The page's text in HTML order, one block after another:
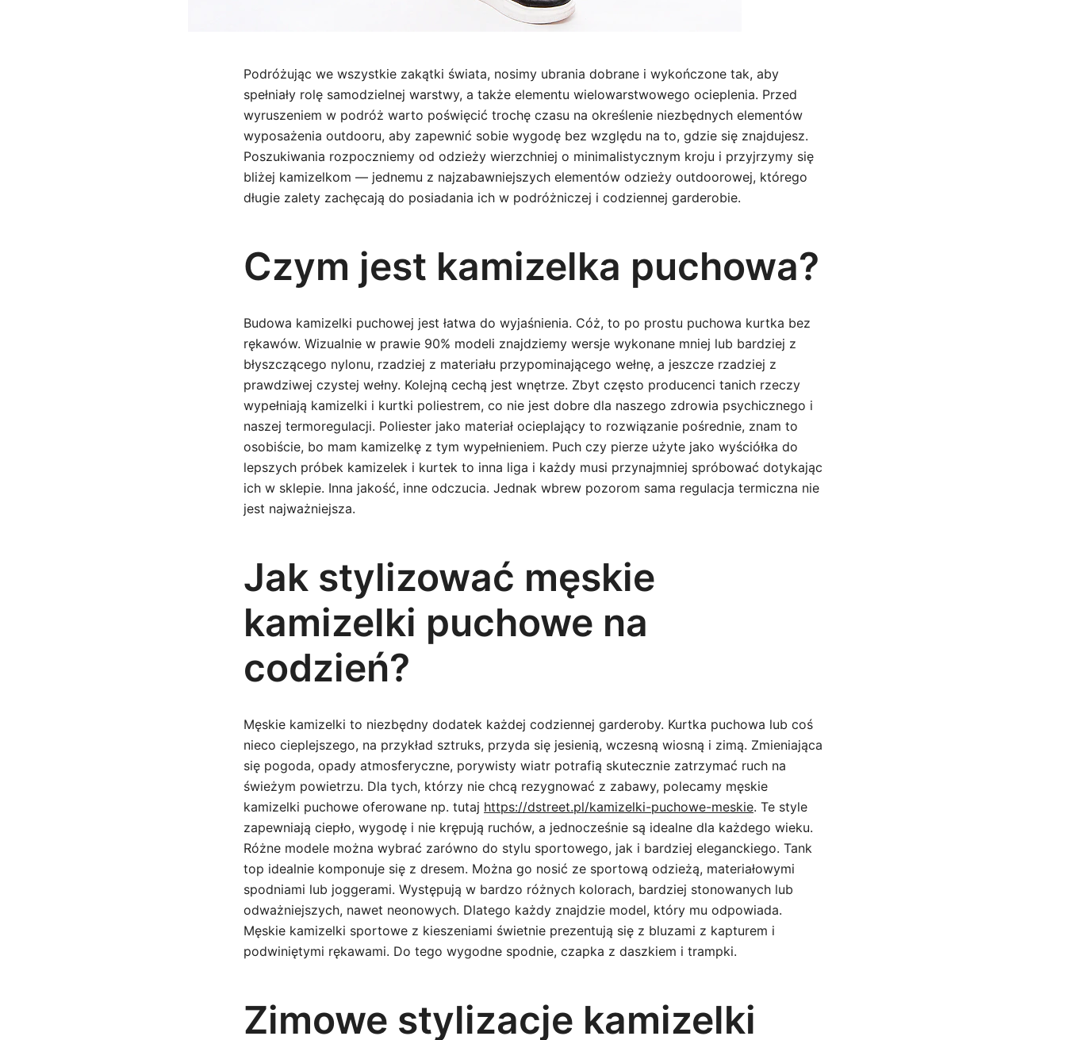
Podróżując we wszystkie zakątki świata, nosimy ubrania dobrane i wykończone tak, aby
spełniały rolę samodzielnej warstwy, a także elementu wielowarstwowego ocieplenia. Przed
wyruszeniem w podróż warto poświęcić trochę czasu na określenie niezbędnych elementów
wyposażenia outdooru, aby zapewnić sobie wygodę bez względu na to, gdzie się znajdujesz.
Poszukiwania rozpoczniemy od odzieży wierzchniej o minimalistycznym kroju i przyjrzymy się
bliżej kamizelkom — jednemu z najzabawniejszych elementów odzieży outdoorowej, którego
długie zalety zachęcają do posiadania ich w podróżniczej i codziennej garderobie.
Czym jest kamizelka puchowa?
Budowa kamizelki puchowej jest łatwa do wyjaśnienia. Cóż, to po prostu puchowa kurtka bez
rękawów. Wizualnie w prawie 90% modeli znajdziemy wersje wykonane mniej lub bardziej z
błyszczącego nylonu, rzadziej z materiału przypominającego wełnę, a jeszcze rzadziej z
prawdziwej czystej wełny. Kolejną cechą jest wnętrze. Zbyt często producenci tanich rzeczy
wypełniają kamizelki i kurtki poliestrem, co nie jest dobre dla naszego zdrowia psychicznego i
naszej termoregulacji. Poliester jako materiał ocieplający to rozwiązanie pośrednie, znam to
osobiście, bo mam kamizelkę z tym wypełnieniem. Puch czy pierze użyte jako wyściółka do
lepszych próbek kamizelek i kurtek to inna liga i każdy musi przynajmniej spróbować dotykając
ich w sklepie. Inna jakość, inne odczucia. Jednak wbrew pozorom sama regulacja termiczna nie
jest najważniejsza.
Jak stylizować męskie
kamizelki puchowe na
codzień?
Męskie kamizelki to niezbędny dodatek każdej codziennej garderoby. Kurtka puchowa lub coś
nieco cieplejszego, na przykład sztruks, przyda się jesienią, wczesną wiosną i zimą. Zmieniająca
się pogoda, opady atmosferyczne, porywisty wiatr potrafią skutecznie zatrzymać ruch na
świeżym powietrzu. Dla tych, którzy nie chcą rezygnować z zabawy, polecamy męskie
kamizelki puchowe oferowane np. tutaj https://dstreet.pl/kamizelki-puchowe-meskie. Te style
zapewniają ciepło, wygodę i nie krępują ruchów, a jednocześnie są idealne dla każdego wieku.
Różne modele można wybrać zarówno do stylu sportowego, jak i bardziej eleganckiego. Tank
top idealnie komponuje się z dresem. Można go nosić ze sportową odzieżą, materiałowymi
spodniami lub joggerami. Występują w bardzo różnych kolorach, bardziej stonowanych lub
odważniejszych, nawet neonowych. Dlatego każdy znajdzie model, który mu odpowiada.
Męskie kamizelki sportowe z kieszeniami świetnie prezentują się z bluzami z kapturem i
podwiniętymi rękawami. Do tego wygodne spodnie, czapka z daszkiem i trampki.
Zimowe stylizacje kamizelki